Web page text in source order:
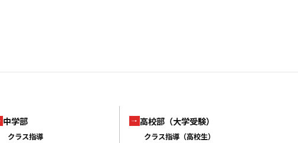
中学部
クラス指導
高校部（大学受験）
クラス指導（高校生）